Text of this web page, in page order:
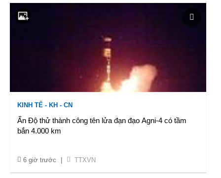
KINH TẾ - KH - CN
Ấn Độ thử thành công tên lửa đạn đạo Agni-4 có tầm
bắn 4.000 km
6 giờ trước TTXVN